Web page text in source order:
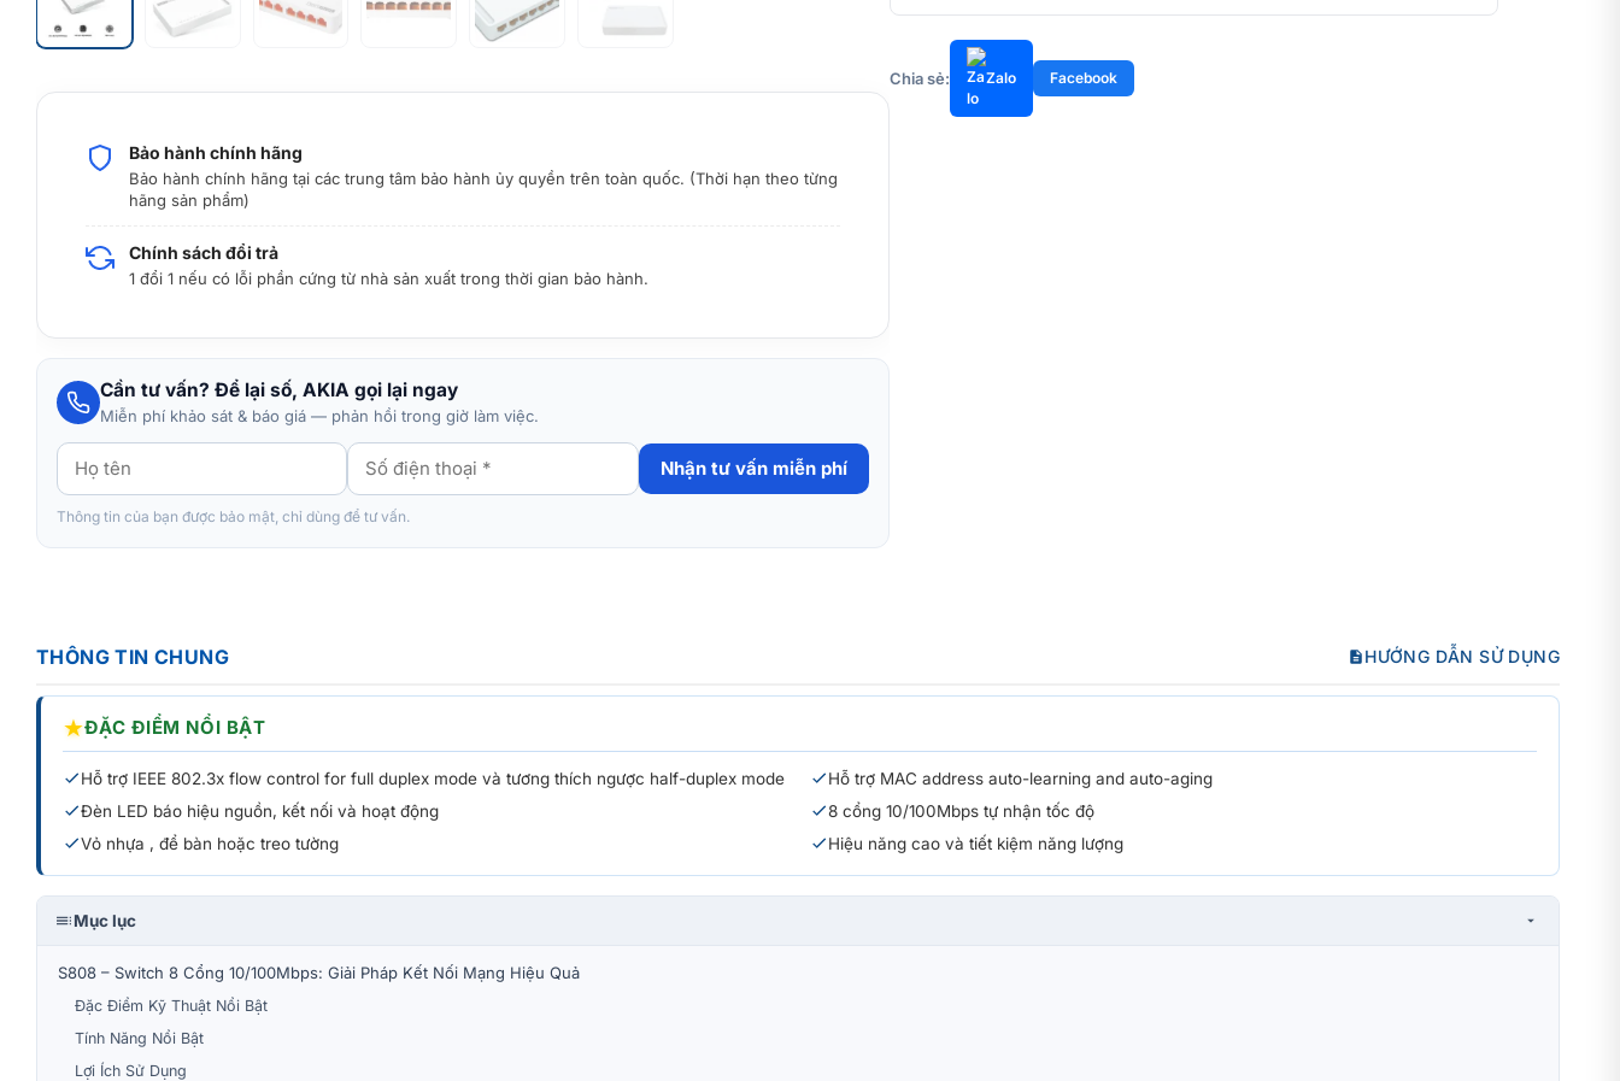
Bảo hành chính hãng
Bảo hành chính hãng tại các trung tâm bảo hành ủy quyền trên toàn quốc. (Thời hạn theo từng
hãng sản phẩm)
Chính sách đổi trả
1 đổi 1 nếu có lỗi phần cứng từ nhà sản xuất trong thời gian bảo hành.
Cần tư vấn? Để lại số, AKIA gọi lại ngay
Miễn phí khảo sát & báo giá — phản hồi trong giờ làm việc.
Nhận tư vấn miễn phí
Thông tin của bạn được bảo mật, chỉ dùng để tư vấn.
Chia sẻ: Zalo Facebook
THÔNG TIN CHUNG HƯỚNG DẪN SỬ DỤNG
★ĐẶC ĐIỂM NỔI BẬT
Hỗ trợ IEEE 802.3x flow control for full duplex mode và tương thích ngược half-duplex mode
Hỗ trợ MAC address auto-learning and auto-aging
Đèn LED báo hiệu nguồn, kết nối và hoạt động
8 cổng 10/100Mbps tự nhận tốc độ
Vỏ nhựa , để bàn hoặc treo tường
Hiệu năng cao và tiết kiệm năng lượng
Mục lục
S808 – Switch 8 Cổng 10/100Mbps: Giải Pháp Kết Nối Mạng Hiệu Quả
Đặc Điểm Kỹ Thuật Nổi Bật
Tính Năng Nổi Bật
Lợi Ích Sử Dụng